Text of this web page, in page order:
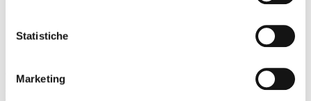
Statistiche
Marketing